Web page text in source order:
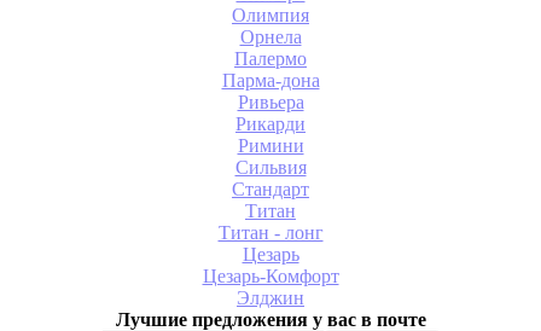
Олимпия
Орнела
Палермо
Парма-дона
Ривьера
Рикарди
Римини
Сильвия
Стандарт
Титан
Титан - лонг
Цезарь
Цезарь-Комфорт
Элджин
Лучшие предложения у вас в почте